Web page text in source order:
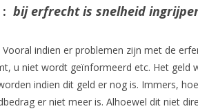
bij erfrecht is snelheid
indien er problemen zijn met de
u niet wordt geïnformeerd etc. Het geld
indien dit geld er nog is. Immers,
er niet meer is. Alhoewel dit niet